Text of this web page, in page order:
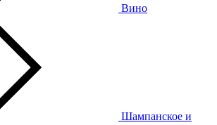
Вино
Шампанское и